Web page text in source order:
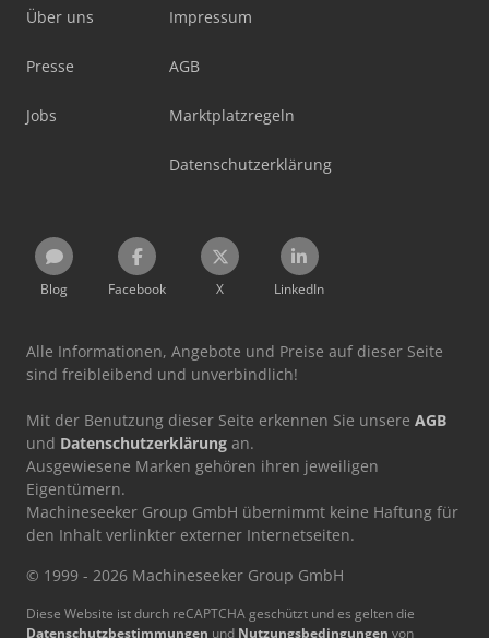
Über uns
Presse
Jobs
Impressum
AGB
Marktplatzregeln
Datenschutzerklärung
Blog Facebook X LinkedIn
Alle Informationen, Angebote und Preise auf dieser Seite
sind freibleibend und unverbindlich!
Mit der Benutzung dieser Seite erkennen Sie unsere AGB
und Datenschutzerklärung an.
Ausgewiesene Marken gehören ihren jeweiligen
Eigentümern.
Machineseeker Group GmbH übernimmt keine Haftung für
den Inhalt verlinkter externer Internetseiten.
© 1999 - 2026 Machineseeker Group GmbH
Diese Website ist durch reCAPTCHA geschützt und es gelten die
Datenschutzbestimmungen und Nutzungsbedingungen von